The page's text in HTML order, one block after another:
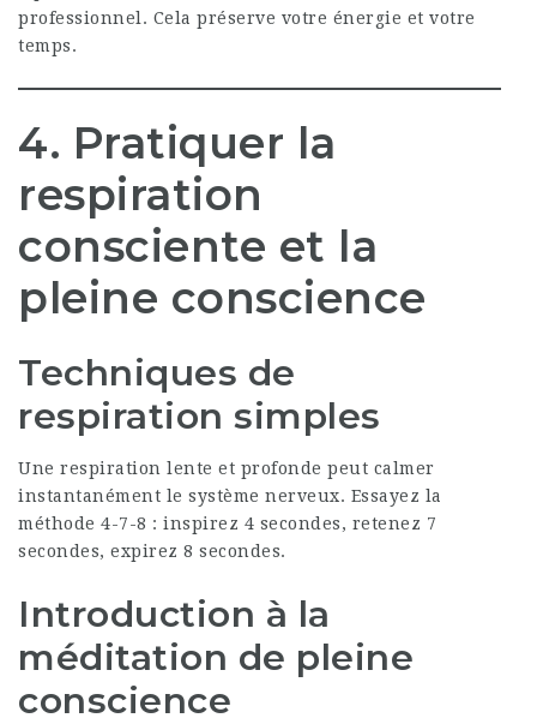
professionnel. Cela préserve votre énergie et votre
temps.
4. Pratiquer la
respiration
consciente et la
pleine conscience
Techniques de
respiration simples
Une respiration lente et profonde peut calmer
instantanément le système nerveux. Essayez la
méthode 4-7-8 : inspirez 4 secondes, retenez 7
secondes, expirez 8 secondes.
Introduction à la
méditation de pleine
conscience